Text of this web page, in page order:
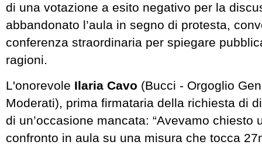
di una votazione a esito negativo per la
abbandonato l’aula in segno di protesta,
conferenza straordinaria per spiegare
ragioni.
L'onorevole Ilaria Cavo (Bucci - Orgoglio
Moderati), prima firmataria della richiesta di
di un’occasione mancata: “Avevamo chiesto
confronto in aula su una misura che tocca